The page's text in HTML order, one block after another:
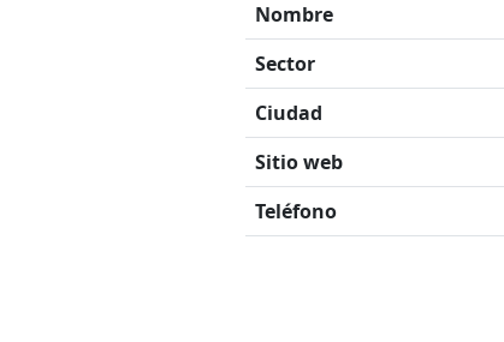
Nombre
Sector
Ciudad
Sitio web
Teléfono